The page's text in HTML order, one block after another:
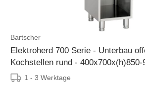
Bartscher
Elektroherd 700 Serie - Unterbau
Kochstellen rund - 400x700x(h)850-
1 - 3 Werktage